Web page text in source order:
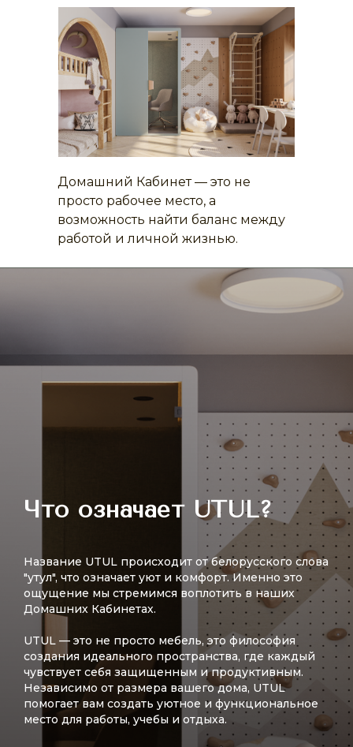
Домашний Кабинет — это не
просто рабочее место, а
возможность найти баланс между
работой и личной жизнью.
Что означает UTUL?
Название UTUL происходит от белорусского слова
"утул", что означает уют и комфорт. Именно это
ощущение мы стремимся воплотить в наших
Домашних Кабинетах.
UTUL — это не просто мебель, это философия
создания идеального пространства, где каждый
чувствует себя защищенным и продуктивным.
Независимо от размера вашего дома, UTUL
помогает вам создать уютное и функциональное
место для работы, учебы и отдыха.